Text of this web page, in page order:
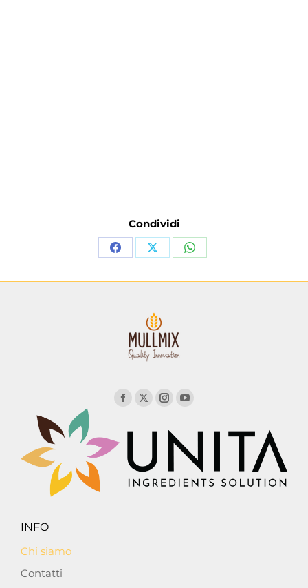
Condividi
INFO
Chi siamo
Contatti